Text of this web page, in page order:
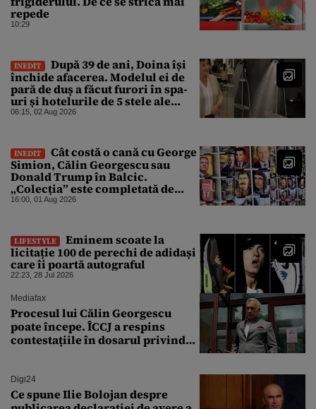
repede
10:29
INEDIT
După 39 de ani, Doina își
închide afacerea. Modelul ei de
pară de duș a făcut furori în spa-
uri și hotelurile de 5 stele ale
lumii. Ce nu a mai mers
06:15, 02 Aug 2026
INEDIT
Cât costă o cană cu George
Simion, Călin Georgescu sau
Donald Trump în Balcic.
„Colecția” este completată de
Nicușor Dan, Ceaușescu și Stalin
16:00, 01 Aug 2026
LIFESTYLE
Eminem scoate la
licitație 100 de perechi de adidași
care îi poartă autograful
22:23, 28 Jul 2026
Mediafax
Procesul lui Călin Georgescu
poate începe. ÎCCJ a respins
contestațiile în dosarul privind
Digi24
Ce spune Ilie Bolojan despre